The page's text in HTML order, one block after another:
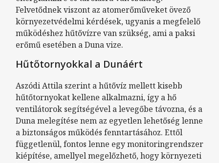
Felvetődnek viszont az atomerőműveket övező
környezetvédelmi kérdések, ugyanis a megfelelő
működéshez hűtővízre van szükség, ami a paksi
erőmű esetében a Duna vize.
Hűtőtornyokkal a Dunáért
Aszódi Attila szerint a hűtővíz mellett kisebb
hűtőtornyokat kellene alkalmazni, így a hő
ventilátorok segítségével a levegőbe távozna, és a
Duna melegítése nem az egyetlen lehetőség lenne
a biztonságos működés fenntartásához. Ettől
függetlenül, fontos lenne egy monitoringrendszer
kiépítése, amellyel megelőzhető, hogy környezeti